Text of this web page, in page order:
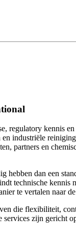
regulatory kennis
industriële
partners en
hebben dan een
technische
te vertalen naar
die flexibiliteit,
zijn gericht